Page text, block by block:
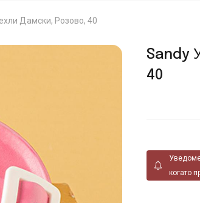
Дамски, Розово, 40
Sandy
40
когато